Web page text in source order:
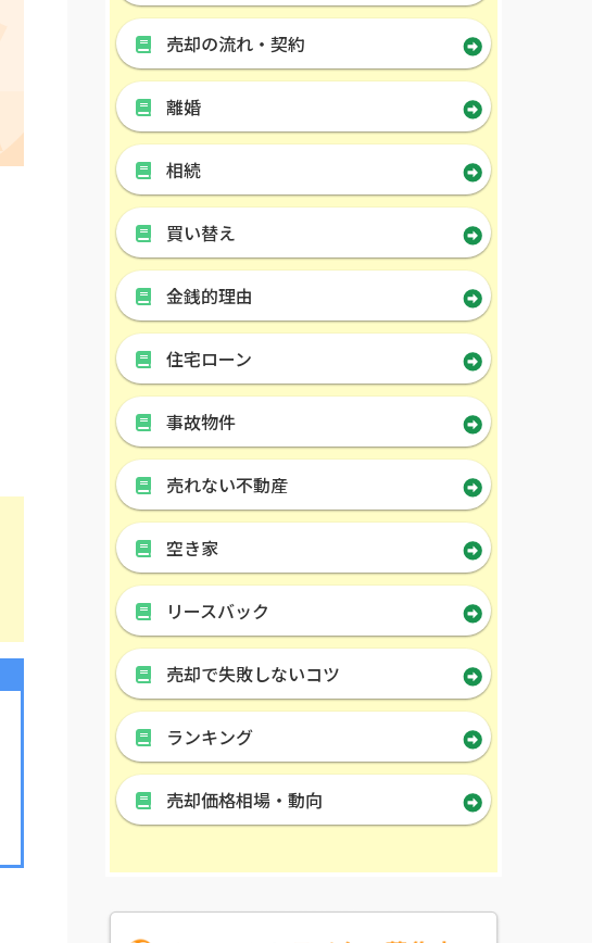
売却の流れ・契約
離婚
相続
買い替え
金銭的理由
住宅ローン
事故物件
売れない不動産
空き家
リースバック
売却で失敗しないコツ
ランキング
売却価格相場・動向